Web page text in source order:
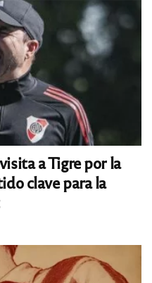
a Tigre por la
clave para la